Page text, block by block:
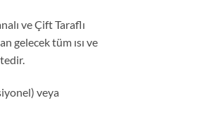
ve Çift Taraflı
gelecek tüm ısı ve
veya